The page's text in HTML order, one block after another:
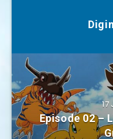
17
Episode 02 –